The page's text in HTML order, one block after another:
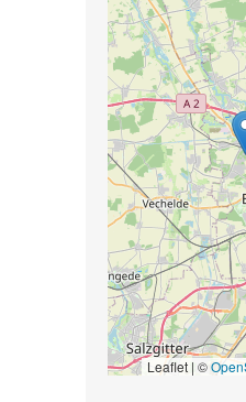
Leaflet | ©